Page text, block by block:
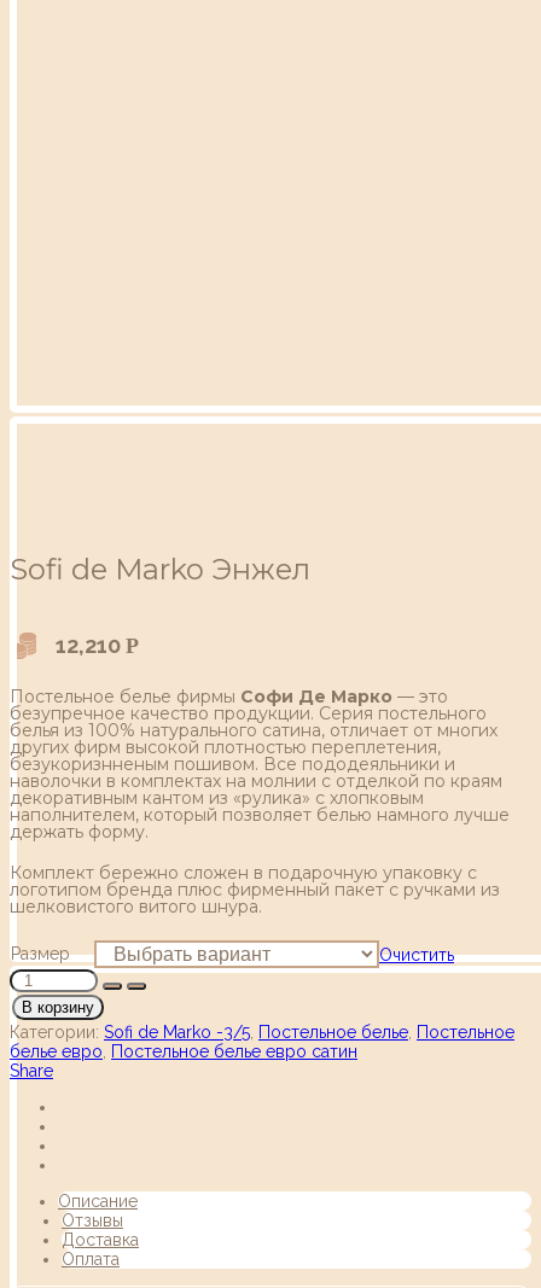
Sofi de Marko Энжел
12,210 Р
Постельное белье фирмы Софи Де Марко — это
безупречное качество продукции. Серия постельного
белья из 100% натурального сатина, отличает от многих
других фирм высокой плотностью переплетения,
безукоризнненым пошивом. Все пододеяльники и
наволочки в комплектах на молнии с отделкой по краям
декоративным кантом из «рулика» с хлопковым
наполнителем, который позволяет белью намного лучше
держать форму.
Комплект бережно сложен в подарочную упаковку с
логотипом бренда плюс фирменный пакет с ручками из
шелковистого витого шнура.
Размер Очистить
В корзину
Категории: Sofi de Marko -3/5 Постельное белье Постельное
белье евро
Постельное белье евро сатин
Share
Описание
Отзывы
Доставка
Оплата